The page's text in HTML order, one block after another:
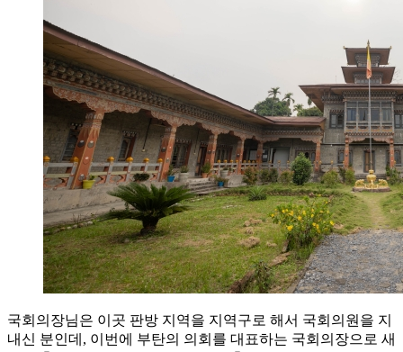
국회의장님은 이곳 판방 지역을 지역구로 해서 국회의원을 지
내신 분인데, 이번에 부탄의 의회를 대표하는 국회의장으로 새